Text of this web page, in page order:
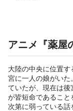
アニメ『薬屋
大陸の中央に位置
宮に一人の娘がいた
ていたが、現在は
が皆短命であるこ
次第に弱っている